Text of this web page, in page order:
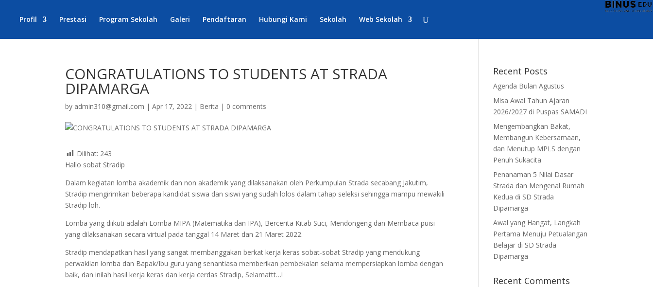
Profil Prestasi Program Sekolah Galeri Pendaftaran Hubungi Kami Sekolah Web Sekolah
CONGRATULATIONS TO STUDENTS AT STRADA
DIPAMARGA
by admin310@gmail.com |Apr 17, 2022 | Berita | 0 comments
Dilihat: 243
Hallo sobat Stradip
Dalam kegiatan lomba akademik dan non akademik yang dilaksanakan oleh Perkumpulan Strada secabang Jakutim,
Stradip mengirimkan beberapa kandidat siswa dan siswi yang sudah lolos dalam tahap seleksi sehingga mampu mewakili
Stradip loh.
Lomba yang diikuti adalah Lomba MIPA (Matematika dan IPA), Bercerita Kitab Suci, Mendongeng dan Membaca puisi
yang dilaksanakan secara virtual pada tanggal 14 Maret dan 21 Maret 2022.
Stradip mendapatkan hasil yang sangat membanggakan berkat kerja keras sobat-sobat Stradip yang mendukung
perwakilan lomba dan Bapak/Ibu guru yang senantiasa memberikan pembekalan selama mempersiapkan lomba dengan
baik, dan inilah hasil kerja keras dan kerja cerdas Stradip, Selamattt…!
Recent Posts
Agenda Bulan Agustus
Misa Awal Tahun Ajaran
2026/2027 di Puspas SAMADI
Mengembangkan Bakat,
Membangun Kebersamaan,
dan Menutup MPLS dengan
Penuh Sukacita
Penanaman 5 Nilai Dasar
Strada dan Mengenal Rumah
Kedua di SD Strada
Dipamarga
Awal yang Hangat, Langkah
Pertama Menuju Petualangan
Belajar di SD Strada
Dipamarga
Recent Comments